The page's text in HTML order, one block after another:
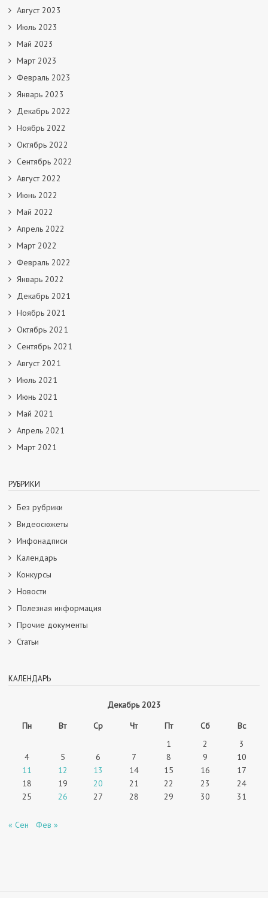
Август 2023
Июль 2023
Май 2023
Март 2023
Февраль 2023
Январь 2023
Декабрь 2022
Ноябрь 2022
Октябрь 2022
Сентябрь 2022
Август 2022
Июнь 2022
Май 2022
Апрель 2022
Март 2022
Февраль 2022
Январь 2022
Декабрь 2021
Ноябрь 2021
Октябрь 2021
Сентябрь 2021
Август 2021
Июль 2021
Июнь 2021
Май 2021
Апрель 2021
Март 2021
РУБРИКИ
Без рубрики
Видеосюжеты
Инфонадписи
Календарь
Конкурсы
Новости
Полезная информация
Прочие документы
Статьи
КАЛЕНДАРЬ
Декабрь 2023
Пн
Вт Ср Чт Пт Сб
Вс
1
2
3
4
5 6 7 8 9
10
11
12 13 14 15 16
17
18
19 20 21 22 23
24
25
26 27 28 29 30 31
« Сен Фев »